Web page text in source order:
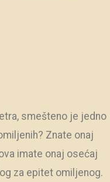
smešteno je jedno
Znate onaj
imate onaj osećaj
za epitet omiljenog.